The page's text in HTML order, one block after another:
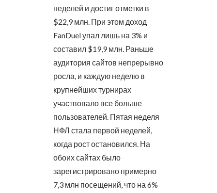
неделей и достиг отметки в
$22,9 млн. При этом доход
FanDuel упал лишь на 3% и
составил $19,9 млн. Раньше
аудитория сайтов непрерывно
росла, и каждую неделю в
крупнейших турнирах
участвовало все больше
пользователей. Пятая неделя
НФЛ стала первой неделей,
когда рост остановился. На
обоих сайтах было
зарегистрировано примерно
7,3 млн посещений, что на 6%